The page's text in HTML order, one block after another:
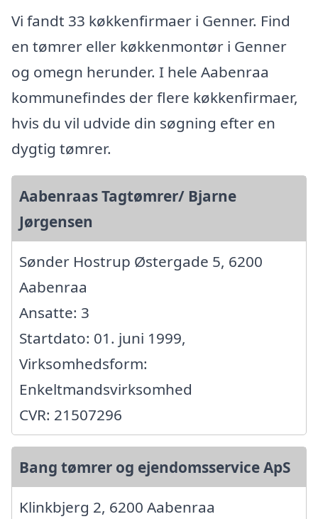
Vi fandt 33 køkkenfirmaer i Genner. Find
en tømrer eller køkkenmontør i Genner
og omegn herunder. I hele Aabenraa
kommunefindes der flere køkkenfirmaer,
hvis du vil udvide din søgning efter en
dygtig tømrer.
Aabenraas Tagtømrer/ Bjarne
Jørgensen
Sønder Hostrup Østergade 5, 6200
Aabenraa
Ansatte: 3
Startdato: 01. juni 1999,
Virksomhedsform:
Enkeltmandsvirksomhed
CVR: 21507296
Bang tømrer og ejendomsservice ApS
Klinkbjerg 2, 6200 Aabenraa